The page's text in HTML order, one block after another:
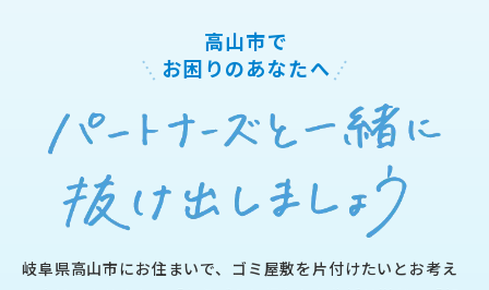
高山市で
お困りのあなたへ
岐阜県高山市にお住まいで、ゴミ屋敷を片付けたいとお考え